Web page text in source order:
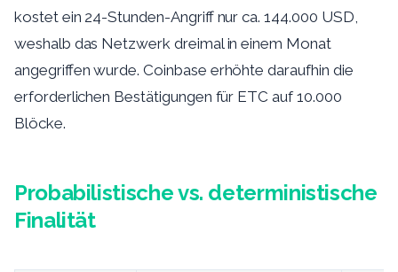
kostet ein 24-Stunden-Angriff nur ca. 144.000 USD,
weshalb das Netzwerk dreimal in einem Monat
angegriffen wurde. Coinbase erhöhte daraufhin die
erforderlichen Bestätigungen für ETC auf 10.000
Blöcke.
Probabilistische vs. deterministische
Finalität